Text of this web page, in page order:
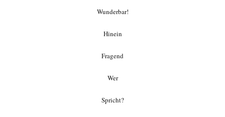
Wunderbar!
Hinein
Fragend
Wer
Spricht?